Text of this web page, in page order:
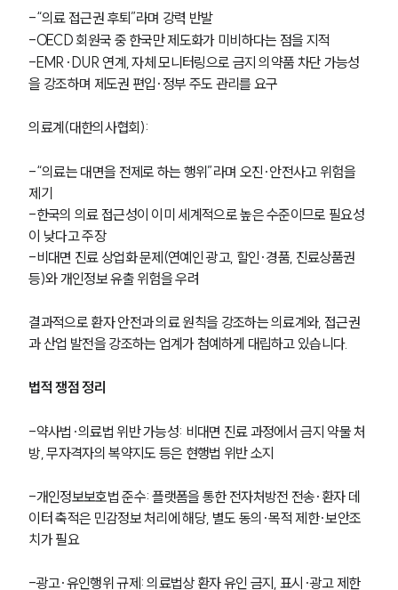
그룹소개
오시는 길
글로벌 파트너 로펌
고객의 소리
AI대륜
주요 업무사례
-“의료 접근권 후퇴”라며 강력 반발
-OECD 회원국 중 한국만 제도화가 미비하다는 점을 지적
-EMR·DUR 연계, 자체 모니터링으로 금지 의약품 차단 가능성
을 강조하며 제도권 편입·정부 주도 관리를 요구
의료계(대한의사협회):
-“의료는 대면을 전제로 하는 행위”라며 오진·안전사고 위험을
제기
-한국의 의료 접근성이 이미 세계적으로 높은 수준이므로 필요성
이 낮다고 주장
-비대면 진료 상업화 문제(연예인 광고, 할인·경품, 진료상품권
등)와 개인정보 유출 위험을 우려
결과적으로 환자 안전과 의료 원칙을 강조하는 의료계와, 접근권
과 산업 발전을 강조하는 업계가 첨예하게 대립하고 있습니다.
법적 쟁점 정리
-약사법·의료법 위반 가능성: 비대면 진료 과정에서 금지 약물 처
방, 무자격자의 복약지도 등은 현행법 위반 소지
-개인정보보호법 준수: 플랫폼을 통한 전자처방전 전송·환자 데
이터 축적은 민감정보 처리에 해당, 별도 동의·목적 제한·보안조
치가 필요
-광고·유인행위 규제: 의료법상 환자 유인 금지, 표시·광고 제한